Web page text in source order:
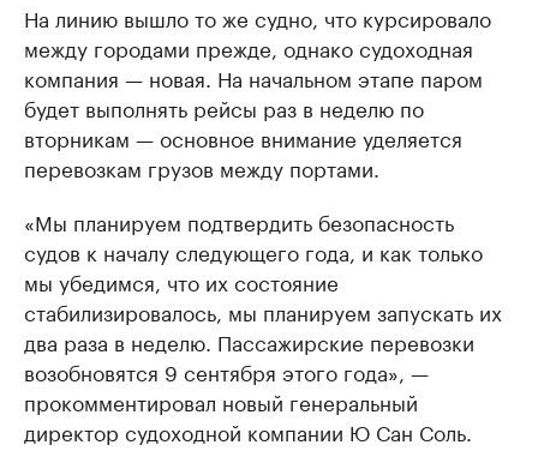
На линию вышло то же судно, что курсировало
между городами прежде, однако судоходная
компания — новая. На начальном этапе паром
будет выполнять рейсы раз в неделю по
вторникам — основное внимание уделяется
перевозкам грузов между портами.
«Мы планируем подтвердить безопасность
судов к началу следующего года, и как только
мы убедимся, что их состояние
стабилизировалось, мы планируем запускать их
два раза в неделю. Пассажирские перевозки
возобновятся 9 сентября этого года», —
прокомментировал новый генеральный
директор судоходной компании Ю Сан Соль.